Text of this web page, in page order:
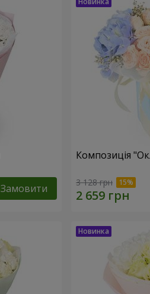
Замовити
Композиція
3 128 грн